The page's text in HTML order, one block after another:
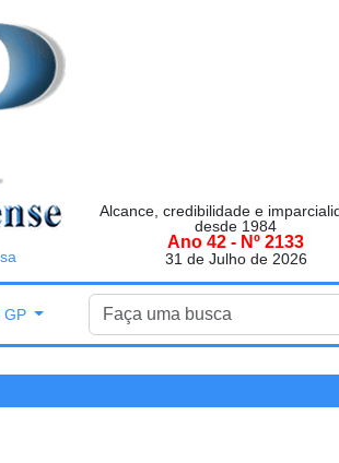
Alcance, credibilidade e
desde 1984
Ano 42 - Nº 2133
31 de Julho de 2026
GP